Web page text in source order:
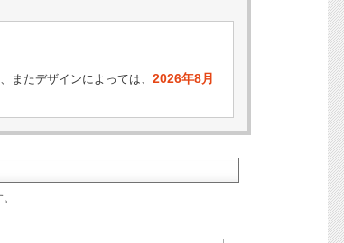
またデザインによっては、 2026年8月